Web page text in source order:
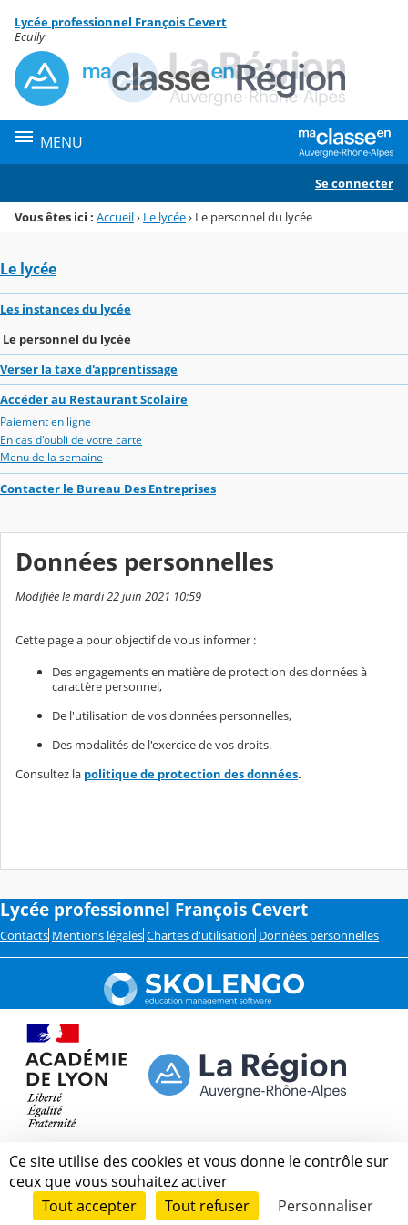
Menu de la rubrique
Contenu
Lycée professionnel François Cevert
Ecully
MENU
Se connecter
Vous êtes ici : Accueil› Le lycée› Le personnel du lycée
Le lycée
Les instances du lycée
Le personnel du lycée
Verser la taxe d'apprentissage
Accéder au Restaurant Scolaire
Paiement en ligne
En cas d'oubli de votre carte
Menu de la semaine
Contacter le Bureau Des Entreprises
Données personnelles
Modifiée le mardi 22 juin 2021 10:59
Cette page a pour objectif de vous informer :
Des engagements en matière de protection des données à
caractère personnel,
De l'utilisation de vos données personnelles,
Des modalités de l'exercice de vos droits.
Consultez la politique de protection des données.
Lycée professionnel François Cevert
Contacts Mentions légales Chartes d'utilisation Données personnelles
Ce site utilise des cookies et vous donne le contrôle sur
ceux que vous souhaitez activer
Tout accepter
Tout refuser Personnaliser